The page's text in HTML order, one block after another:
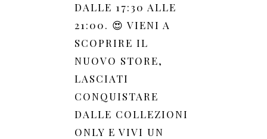
DALLE 17:30 ALLE
21:00. 😍 VIENI A
SCOPRIRE IL
NUOVO STORE,
LASCIATI
CONQUISTARE
DALLE COLLEZIONI
ONLY E VIVI UN